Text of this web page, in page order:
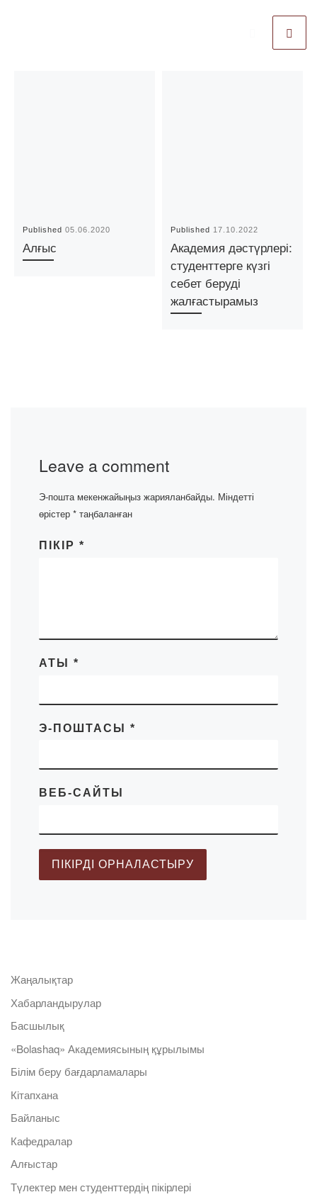
Published05.06.2020
Алғыс
Published 17.10.2022
Академия дәстүрлері:
студенттерге күзгі
себет беруді
жалғастырамыз
Leave a comment
Э-пошта мекенжайыңыз жарияланбайды. Міндетті
өрістер * таңбаланған
ПІКІР *
АТЫ *
Э-ПОШТАСЫ *
ВЕБ-САЙТЫ
Жаңалықтар
Хабарландырулар
Басшылық
«Bolashaq» Академиясының құрылымы
Білім беру бағдарламалары
Кітапхана
Байланыс
Кафедралар
Алғыстар
Түлектер мен студенттердің пікірлері